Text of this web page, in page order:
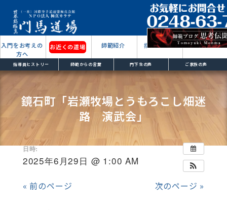
入門をお考えの
方へ
お近くの道場 師範紹介 指導員紹介 もっと見る
指導員ヒストリー 師範からの言葉 門下生の声 ご家族の声
鏡石町「岩瀬牧場とうもろこし畑迷
路 演武会」
2025/05/14
日時:
2025年6月29日 @ 1:00 AM
« 前のページ 次のページ »